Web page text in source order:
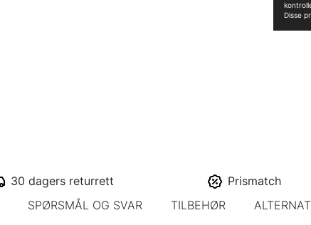
30 dagers returrett Prismatch
Disse
SPØRSMÅL OG SVAR TILBEHØR